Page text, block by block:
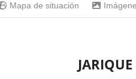
Mapa de situación
JARIQUE